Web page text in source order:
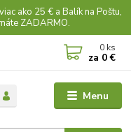
ako 25 € a Balík na Poštu,
ZADARMO.
Menu
0 ks
za 0 €